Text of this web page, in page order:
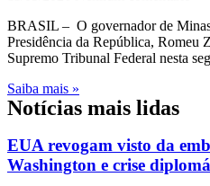
BRASIL – O governador de
Presidência da República, Romeu
Supremo Tribunal Federal nesta
Saiba mais »
Notícias mais lidas
EUA revogam visto da
Washington e crise